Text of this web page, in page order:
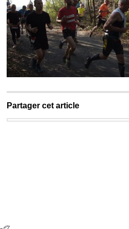
Partager cet article